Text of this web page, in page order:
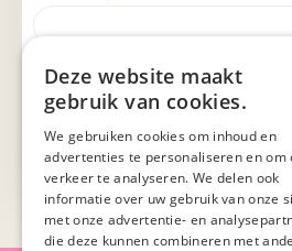
Ik ga akkoord met de
aan de pagina).
Deze website maakt
gebruik van cookies.
We gebruiken cookies om inhoud en
advertenties te personaliseren en om
verkeer te analyseren. We delen ook
informatie over uw gebruik van onze
met onze advertentie- en
die deze kunnen combineren met